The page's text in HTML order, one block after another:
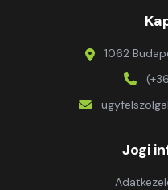
1062
Jogi